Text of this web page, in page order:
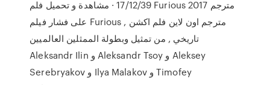
17/12/39 · مشاهدة و تحميل فلم Furious 2017 مترجم
على فشار فيلم Furious مترجم اون لاين فلم اكشن ,
تاريخي , من تمثيل وبطولة الممثلين العالميين
Aleksandr Ilin و Aleksandr Tsoy و Aleksey
Serebryakov و Ilya Malakov و Timofey